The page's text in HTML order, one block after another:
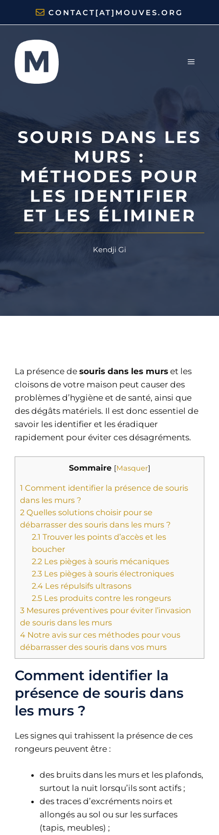
CONTACT[AT]MOUVES.ORG
MENU
SOURIS DANS LES
MURS :
MÉTHODES POUR
LES IDENTIFIER
ET LES ÉLIMINER
Kendji Gi
La présence de souris dans les murs et les
cloisons de votre maison peut causer des
problèmes d’hygiène et de santé, ainsi que
des dégâts matériels. Il est donc essentiel de
savoir les identifier et les éradiquer
rapidement pour éviter ces désagréments.
Sommaire [Masquer]
1 Comment identifier la présence de souris
dans les murs ?
2 Quelles solutions choisir pour se
débarrasser des souris dans les murs ?
2.1 Trouver les points d’accès et les
boucher
2.2 Les pièges à souris mécaniques
2.3 Les pièges à souris électroniques
2.4 Les répulsifs ultrasons
2.5 Les produits contre les rongeurs
3 Mesures préventives pour éviter l’invasion
de souris dans les murs
4 Notre avis sur ces méthodes pour vous
débarrasser des souris dans vos murs
Comment identifier la
présence de souris dans
les murs ?
Les signes qui trahissent la présence de ces
rongeurs peuvent être :
des bruits dans les murs et les plafonds,
surtout la nuit lorsqu’ils sont actifs ;
des traces d’excréments noirs et
allongés au sol ou sur les surfaces
(tapis, meubles) ;